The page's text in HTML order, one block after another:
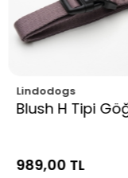
Tipi Göğüs
TL